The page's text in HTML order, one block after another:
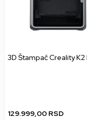
3D Štampač Creality K2
129.999,00 RSD